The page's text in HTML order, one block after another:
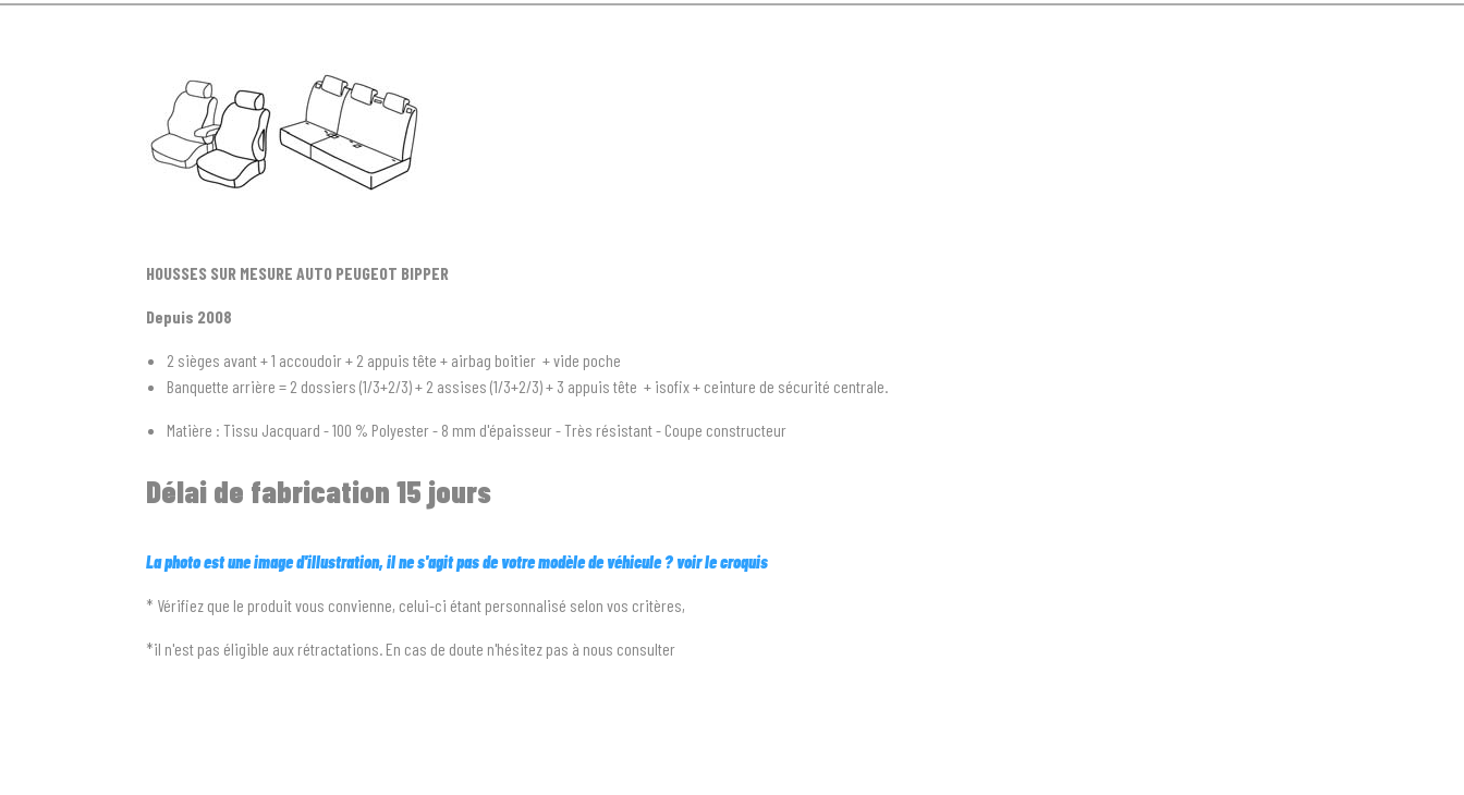
HOUSSES SUR MESURE AUTO PEUGEOT BIPPER
Depuis 2008
2 sièges avant + 1 accoudoir + 2 appuis tête + airbag boitier + vide poche
Banquette arrière = 2 dossiers (1/3+2/3) + 2 assises(1/3+2/3)+ 3 appuis tête + isofix + ceinture de sécurité centrale.
Matière : Tissu Jacquard - 100 % Polyester - 8 mm d'épaisseur - Très résistant - Coupe constructeur
Délai de fabrication 15 jours
La photo est une image d'illustration, il ne s'agit pas de votre modèle de véhicule ? voir le croquis
* Vérifiez que le produit vous convienne, celui-ci étant personnalisé selon vos critères,
*il n'est pas éligible aux rétractations. En cas de doute n'hésitez pas à nous consulter